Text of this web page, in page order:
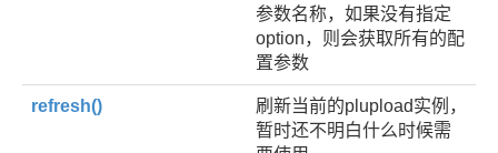
参数名称，如果没有指定
option，则会获取所有的配
置参数
refresh()
刷新当前的plupload实例，
暂时还不明白什么时候需